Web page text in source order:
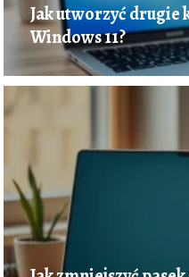
Jak utworzyć drugie
Windows 11?